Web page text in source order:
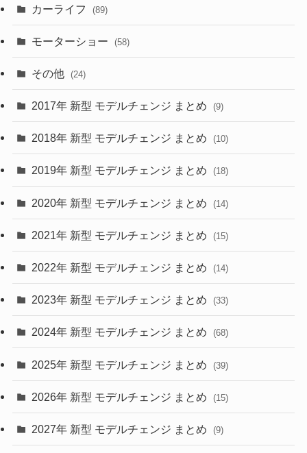
(6)
(9)
(30)
(27)
(27)
(26)
(10)
(35)
(10)
(9)
(22)
(4)
(9)
(4)
(1)
カーライフ (89)
モーターショー (58)
その他 (24)
2017年 新型 モデルチェンジ まとめ (9)
2018年 新型 モデルチェンジ まとめ (10)
2019年 新型 モデルチェンジ まとめ (18)
2020年 新型 モデルチェンジ まとめ (14)
2021年 新型 モデルチェンジ まとめ (15)
2022年 新型 モデルチェンジ まとめ (14)
2023年 新型 モデルチェンジ まとめ (33)
2024年 新型 モデルチェンジ まとめ (68)
2025年 新型 モデルチェンジ まとめ (39)
2026年 新型 モデルチェンジ まとめ (15)
2027年 新型 モデルチェンジ まとめ (9)